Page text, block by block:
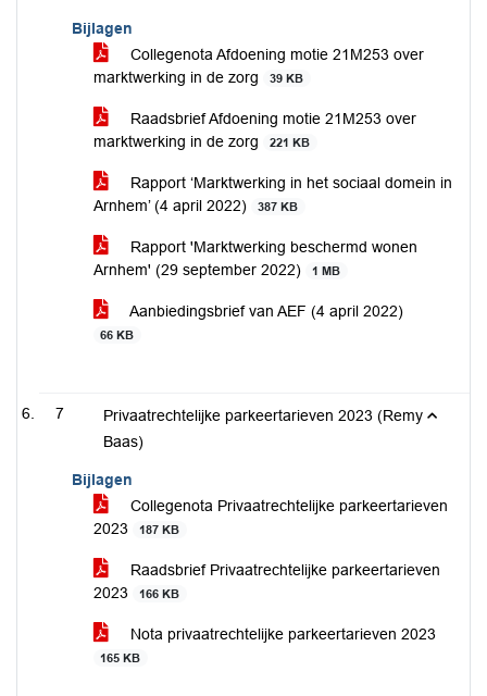
Bijlagen
Collegenota Afdoening motie 21M253 over
marktwerking in de zorg
39 KB
Raadsbrief Afdoening motie 21M253 over
marktwerking in de zorg
221 KB
Rapport ‘Marktwerking in het sociaal domein in
Arnhem’ (4 april 2022)
387 KB
Rapport 'Marktwerking beschermd wonen
Arnhem' (29 september 2022)
1 MB
Aanbiedingsbrief van AEF (4 april 2022)
66 KB
7
Privaatrechtelijke parkeertarieven 2023 (Remy
Baas)
Bijlagen
Collegenota Privaatrechtelijke parkeertarieven
2023
187 KB
Raadsbrief Privaatrechtelijke parkeertarieven
2023
166 KB
Nota privaatrechtelijke parkeertarieven 2023
165 KB